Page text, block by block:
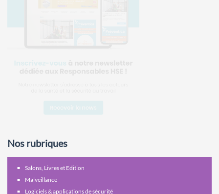
Nos rubriques
Salons, Livres et Edition
Malveillance
Logiciels & applications de sécurité